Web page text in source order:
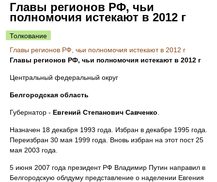
Главы регионов РФ, чьи
полномочия истекают в 2012 г
Толкование
Главы регионов РФ, чьи полномочия истекают в 2012 г
Главы регионов РФ, чьи полномочия истекают в 2012 г
Центральный федеральный округ
Белгородская область
Губернатор - Евгений Степанович Савченко
Назначен 18 декабря 1993 года. Избран в декабре 1995 года.
Переизбран 30 мая 1999 года. Вновь избран на этот пост 25
мая 2003 года.
5 июня 2007 года президент РФ Владимир Путин направил в
Белгородскую облдуму представление о наделении Евгения